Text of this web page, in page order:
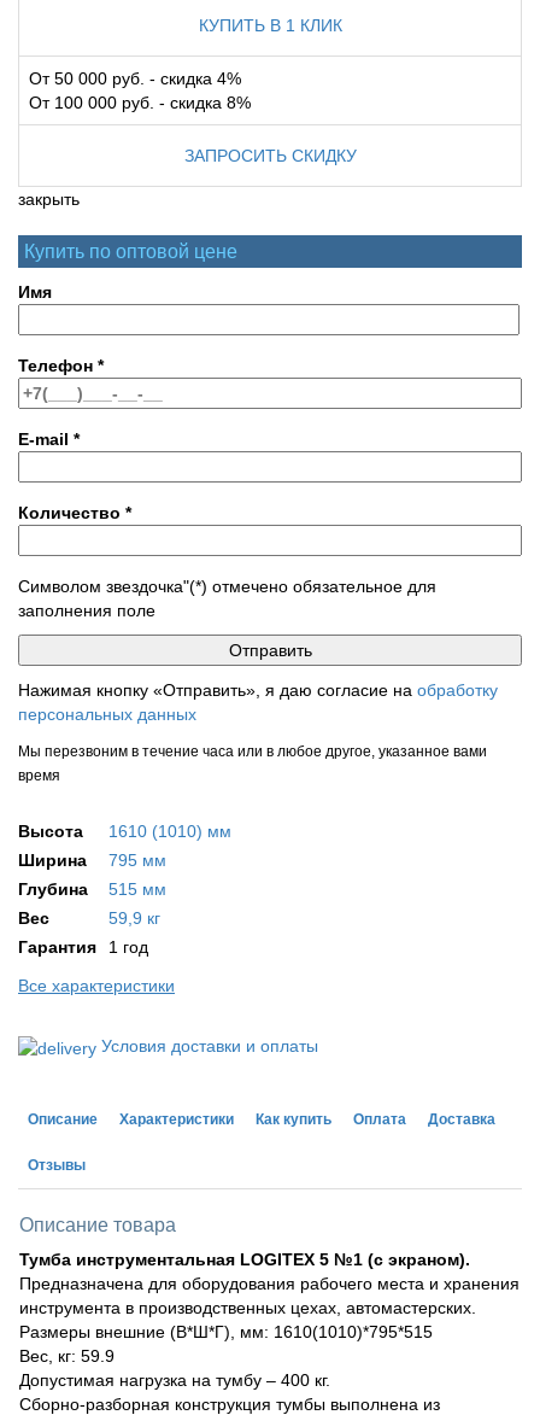
КУПИТЬ В 1 КЛИК
От 50 000 руб. - скидка 4%
От 100 000 руб. - скидка 8%
ЗАПРОСИТЬ СКИДКУ
закрыть
Купить по оптовой цене
Имя
Телефон *
E-mail *
Количество *
Символом звездочка"(*) отмечено обязательное для
заполнения поле
Нажимая кнопку «Отправить», я даю согласие на обработку
персональных данных
Мы перезвоним в течение часа или в любое другое, указанное вами
время
Высота
1610 (1010) мм
Ширина
795 мм
Глубина
515 мм
Вес
59,9 кг
Гарантия
1 год
Все характеристики
Условия доставки и оплаты
Описание Характеристики Как купить Оплата Доставка
Отзывы
Описание товара
Тумба инструментальная LOGITEX 5 №1 (с экраном).
Предназначена для оборудования рабочего места и хранения
инструмента в производственных цехах, автомастерских.
Размеры внешние (В*Ш*Г), мм: 1610(1010)*795*515
Вес, кг: 59.9
Допустимая нагрузка на тумбу – 400 кг.
Сборно-разборная конструкция тумбы выполнена из